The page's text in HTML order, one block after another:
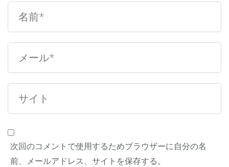
次回のコメントで使用するためブラウザーに自分の名
前、メールアドレス、サイトを保存する。